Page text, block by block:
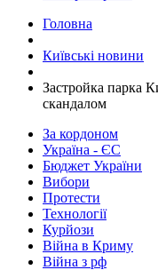
Головна
Київські новини
Застройка парка
скандалом
За кордоном
Україна - ЄС
Бюджет України
Вибори
Протести
Технології
Курйози
Війна в Криму
Війна з рф